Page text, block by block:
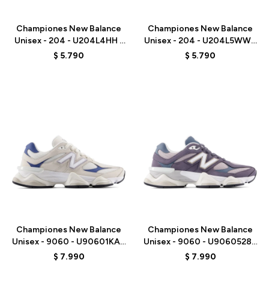
Championes New Balance
Unisex - 204 - U204L4HH -
GREY
$ 5.790
Championes New Balance
Unisex - 204 - U204L5WW -
BEIGE
$ 5.790
Championes New Balance
Unisex - 9060 - U90601KA -
BEIGE/AZUL
$ 7.990
Championes New Balance
Unisex - 9060 - U9060528 -
PURPLE
$ 7.990